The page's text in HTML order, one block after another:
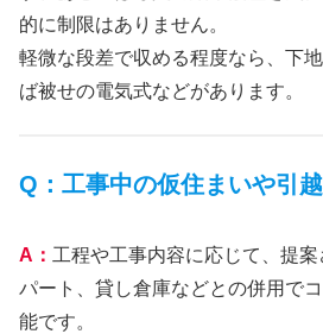
的に制限はありません。
軽微な段差で収める程度なら、下
ば被せの電気式などがあります。
Q：工事中の仮住まいや引
A： 工程や工事内容に応じて、提
パート、貸し倉庫などとの併用で
能です。